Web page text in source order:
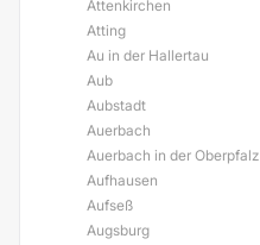
Attenkirchen
Atting
Au in der Hallertau
Aub
Aubstadt
Auerbach
Auerbach in der Oberpfalz
Aufhausen
Aufseß
Augsburg